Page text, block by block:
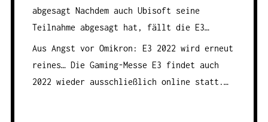
abgesagt Nachdem auch Ubisoft seine
Teilnahme abgesagt hat, fällt die E3…
Aus Angst vor Omikron: E3 2022 wird erneut
reines…Die Gaming-Messe E3 findet auch
2022 wieder ausschließlich online statt.…